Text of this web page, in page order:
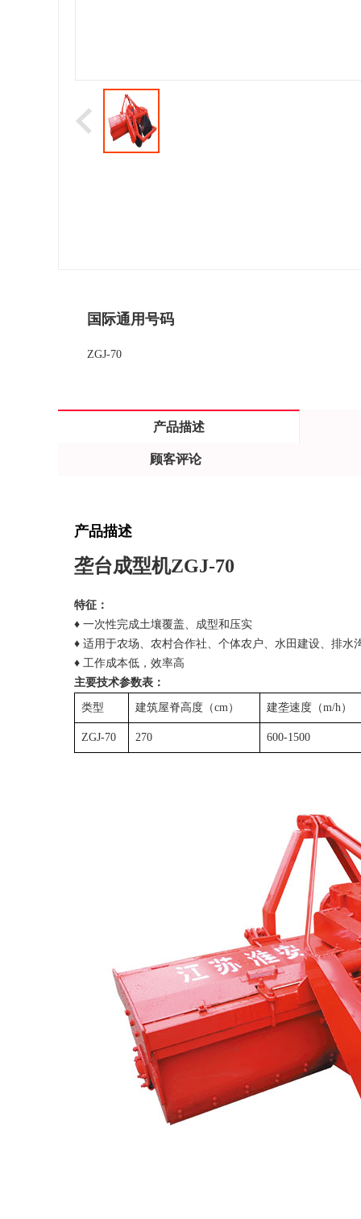
国际通用号码
ZGJ-70
产品描述
顾客评论
产品描述
垄台成型机ZGJ-70
特征：
♦ 一次性完成土壤覆盖、成型和压实
♦ 适用于农场、农村合作社、个体农户、水田建设、排水
♦ 工作成本低，效率高
主要技术参数表：
类型 建筑屋脊高度（cm） 建垄速度（m/h）
ZGJ-70 270 600-1500